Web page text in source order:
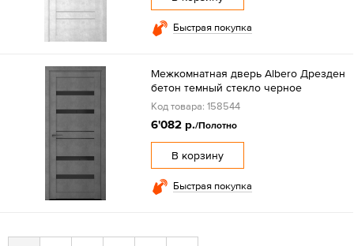
Быстрая покупка
Межкомнатная дверь Albero Дрезден
бетон темный стекло черное
Код товара: 158544
6'082 р./Полотно
В корзину
Быстрая покупка